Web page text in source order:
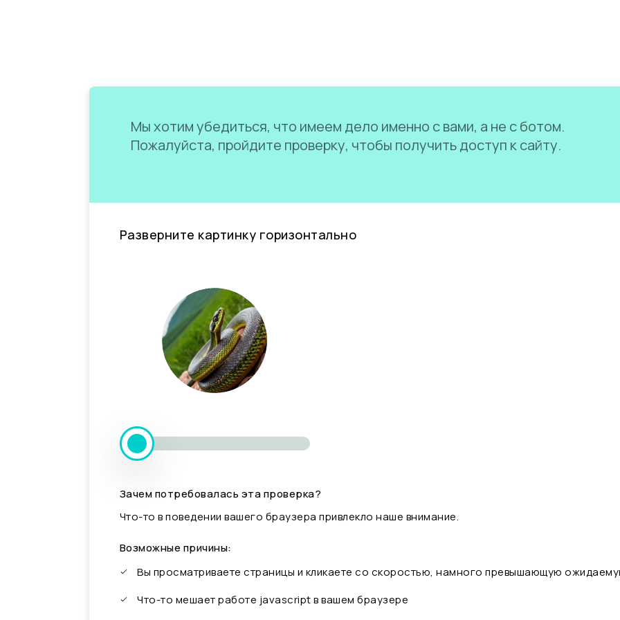
Мы хотим убедиться, что имеем дело именно с вами, а не с ботом.
Пожалуйста, пройдите проверку, чтобы получить доступ к сайту.
Разверните картинку горизонтально
Зачем потребовалась эта проверка?
Что-то в поведении вашего браузера привлекло наше внимание.
Возможные причины:
Вы просматриваете страницы и кликаете со скоростью, намного превышающую
Что-то мешает работе javascript в вашем браузере